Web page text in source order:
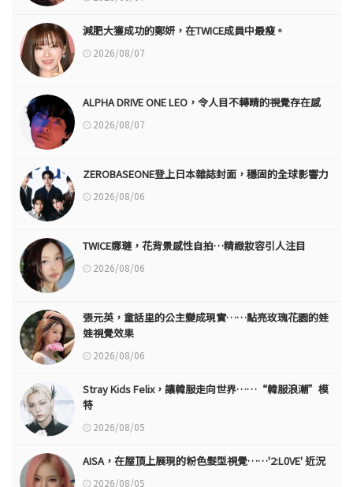
減肥大獲成功的鄭妍，在TWICE成員中最瘦。
2026/08/07
ALPHA DRIVE ONE LEO，令人目不轉睛的視覺存在感
2026/08/07
ZEROBASEONE登上日本雜誌封面，穩固的全球影響力
2026/08/06
TWICE娜璉，花背景感性自拍…精緻妝容引人注目
2026/08/06
張元英，童話里的公主變成現實……點亮玫瑰花園的娃
娃視覺效果
2026/08/06
Stray Kids Felix，讓韓服走向世界……“韓服浪潮”模
特
2026/08/05
AISA，在屋頂上展現的粉色髮型視覺……'2:L0VE' 近況
2026/08/05